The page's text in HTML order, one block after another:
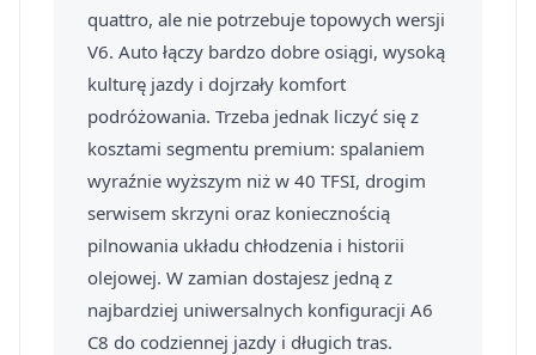
quattro, ale nie potrzebuje topowych wersji
V6. Auto łączy bardzo dobre osiągi, wysoką
kulturę jazdy i dojrzały komfort
podróżowania. Trzeba jednak liczyć się z
kosztami segmentu premium: spalaniem
wyraźnie wyższym niż w 40 TFSI, drogim
serwisem skrzyni oraz koniecznością
pilnowania układu chłodzenia i historii
olejowej. W zamian dostajesz jedną z
najbardziej uniwersalnych konfiguracji A6
C8 do codziennej jazdy i długich tras.